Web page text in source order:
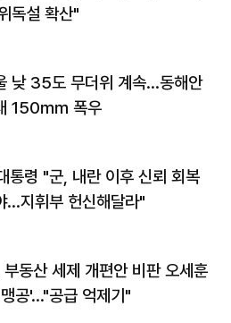
독설 확산"
낮 35도 무더위 계속…동해안
150㎜ 폭우
통령 "군, 내란 이후 신뢰 회복
…지휘부 헌신해달라"
동산 세제 개편안 비판 오세훈
공'…"공급 억제기"